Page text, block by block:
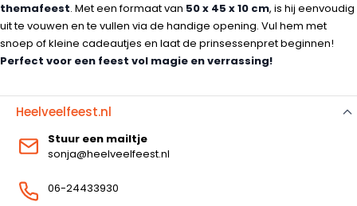
themafeest. Met een formaat van 50 x 45 x 10 cm, is hij eenvoudig
uit te vouwen en te vullen via de handige opening. Vul hem met
snoep of kleine cadeautjes en laat de prinsessenpret beginnen!
Perfect voor een feest vol magie en verrassing!
Heelveelfeest.nl
Stuur een mailtje
sonja@heelveelfeest.nl
06-24433930